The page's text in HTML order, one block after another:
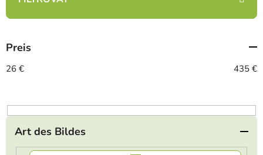
u
t
s
o
t
i
Preis
26 € 435 €
Art des Bildes